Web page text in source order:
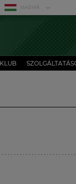
MAGYAR
KLUB